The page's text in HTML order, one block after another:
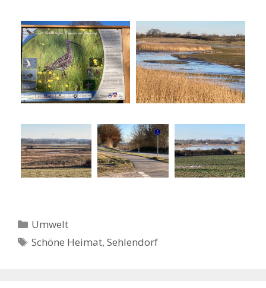
Kategorien
Umwelt
Schlagwörter
Schöne Heimat,Sehlendorf